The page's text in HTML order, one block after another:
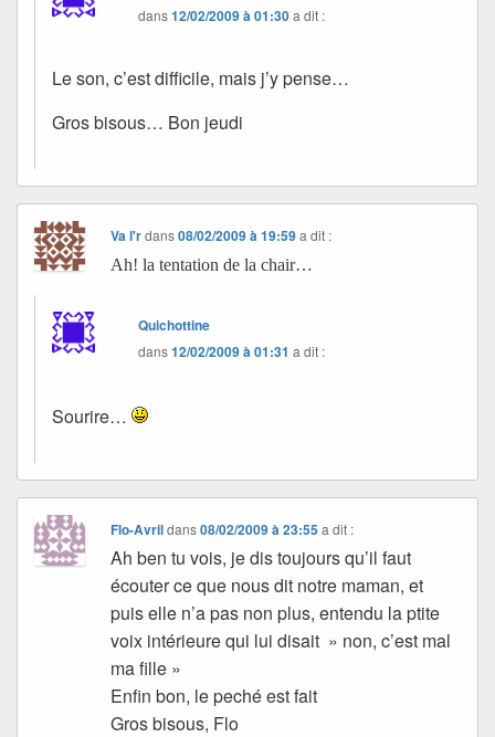
dans12/02/2009 à 01:30a dit :
Le son, c’est difficile, mais j’y pense…
Gros bisous… Bon jeudi
Va l'rdans08/02/2009 à 19:59 a dit :
Ah! la tentation de la chair…
Quichottine
dans12/02/2009 à 01:31 a dit :
Sourire…
Flo-Avrildans08/02/2009 à 23:55 a dit :
Ah ben tu vois, je dis toujours qu’il faut
écouter ce que nous dit notre maman, et
puis elle n’a pas non plus, entendu la ptite
voix intérieure qui lui disait » non, c’est mal
ma fille »
Enfin bon, le peché est fait
Gros bisous, Flo